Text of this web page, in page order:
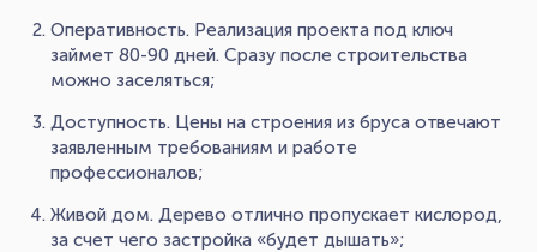
Оперативность. Реализация проекта под ключ
займет 80-90 дней. Сразу после строительства
можно заселяться;
Доступность. Цены на строения из бруса отвечают
заявленным требованиям и работе
профессионалов;
Живой дом. Дерево отлично пропускает кислород,
за счет чего застройка «будет дышать»;